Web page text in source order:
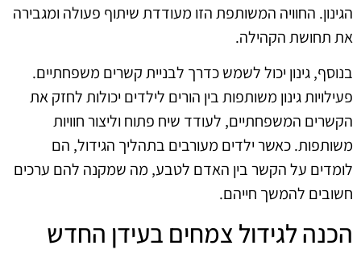
הגינון. החוויה המשותפת הזו מעודדת שיתוף פעולה ומגבירה
את תחושת הקהילה.
בנוסף, גינון יכול לשמש כדרך לבניית קשרים משפחתיים.
פעילויות גינון משותפות בין הורים לילדים יכולות לחזק את
הקשרים המשפחתיים, לעודד שיח פתוח וליצור חוויות
משותפות. כאשר ילדים מעורבים בתהליך הגידול, הם
לומדים על הקשר בין האדם לטבע, מה שמקנה להם ערכים
חשובים להמשך חייהם.
הכנה לגידול צמחים בעידן החדש